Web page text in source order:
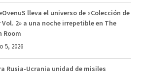
lleva el universo de «Colección de
Vol. 2» a una noche irrepetible en The
Room
5, 2026
Rusia-Ucrania unidad de misiles